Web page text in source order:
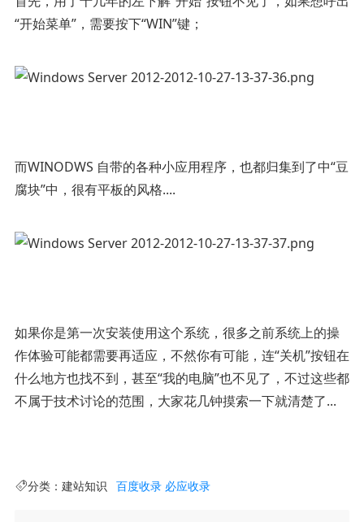
“开始菜单”，需要按下“WIN”键；
而WINODWS 自带的各种小应用程序，也都归集到了中“豆
腐块”中，很有平板的风格....
如果你是第一次安装使用这个系统，很多之前系统上的操
作体验可能都需要再适应，不然你有可能，连“关机”按钮在
什么地方也找不到，甚至“我的电脑”也不见了，不过这些都
不属于技术讨论的范围，大家花几钟摸索一下就清楚了...
分类： 建站知识 百度收录 必应收录